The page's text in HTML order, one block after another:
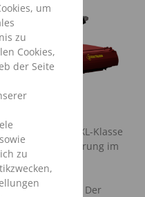
um
zu
Cookies,
der Seite
zu
in die XXL-Klasse
Effizienzsteigerung im
der neuen
des
Feed Control). Der